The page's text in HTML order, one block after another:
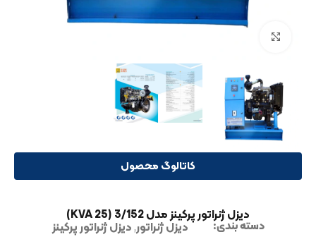
دیزل ژنراتور پرکینز مدل 3/152 (25 KVA)
دسته بندی: دیزل ژنراتور,دیزل ژنراتور پرکینز
کاتالوگ محصول